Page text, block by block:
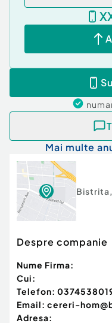
Mai multe
Bistrita,
Despre companie
Nume Firma:
Cui:
Telefon:
Email: cereri-
Adresa: